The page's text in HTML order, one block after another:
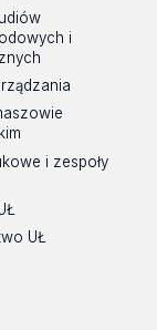
i
i zespoły
UŁ